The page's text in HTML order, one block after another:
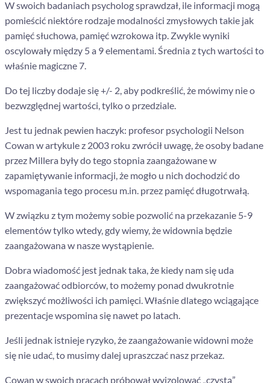
W swoich badaniach psycholog sprawdzał, ile informacji mogą
pomieścić niektóre rodzaje modalności zmysłowych takie jak
pamięć słuchowa, pamięć wzrokowa itp. Zwykle wyniki
oscylowały między 5 a 9 elementami. Średnia z tych wartości to
właśnie magiczne 7.
Do tej liczby dodaje się +/- 2, aby podkreślić, że mówimy nie o
bezwzględnej wartości, tylko o przedziale.
Jest tu jednak pewien haczyk: profesor psychologii Nelson
Cowan w artykule z 2003 roku zwrócił uwagę, że osoby badane
przez Millera były do tego stopnia zaangażowane w
zapamiętywanie informacji, że mogło u nich dochodzić do
wspomagania tego procesu m.in. przez pamięć długotrwałą.
W związku z tym możemy sobie pozwolić na przekazanie 5-9
elementów tylko wtedy, gdy wiemy, że widownia będzie
zaangażowana w nasze wystąpienie.
Dobra wiadomość jest jednak taka, że kiedy nam się uda
zaangażować odbiorców, to możemy ponad dwukrotnie
zwiększyć możliwości ich pamięci. Właśnie dlatego wciągające
prezentacje wspomina się nawet po latach.
Jeśli jednak istnieje ryzyko, że zaangażowanie widowni może
się nie udać, to musimy dalej upraszczać nasz przekaz.
Cowan w swoich pracach próbował wyizolować „czystą”